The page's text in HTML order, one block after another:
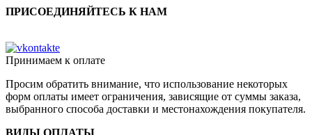
ПРИСОЕДИНЯЙТЕСЬ К НАМ
Принимаем к оплате
Просим обратить внимание, что использование некоторых
форм оплаты имеет ограничения, зависящие от суммы заказа,
выбранного способа доставки и местонахождения покупателя.
ВИДЫ ОПЛАТЫ